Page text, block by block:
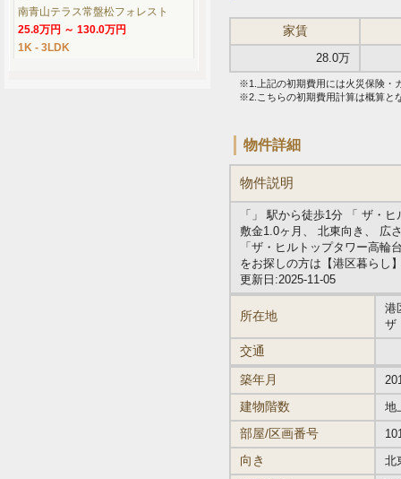
家賃
28.0万
※1.上記の初期費用には火災保険・
※2.こちらの初期費用計算は概算と
物件詳細
物件説明
「」 駅から徒歩1分 「 ザ・
敷金1.0ヶ月、 北東向き、 広
「ザ・ヒルトップタワー高
をお探しの方は【港区暮らし
更新日:2025-11-05
所在地
港
ザ
交通
築年月
建物階数 地
部屋/区画番号
向き 北
南青山テラス常盤松フォレスト
25.8万円 ～ 130.0万円
1K - 3LDK